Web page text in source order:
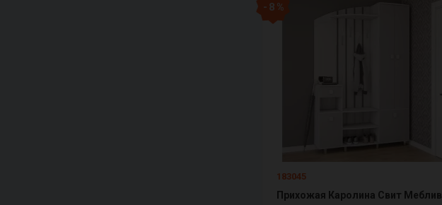
- 8 %
183045
Прихожая Каролина Свит Меблив